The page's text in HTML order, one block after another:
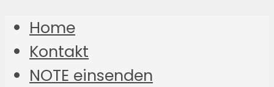
Home
Kontakt
NOTE einsenden